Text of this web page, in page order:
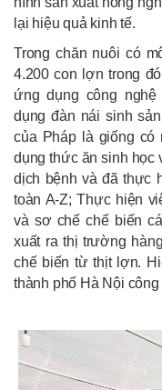
lại hiệu quả kinh tế.
Trong chăn nuôi có
4.200 con lợn trong
ứng dụng công
dụng đàn nái sinh
của Pháp là giống
dụng thức ăn sinh học
dịch bệnh và đã thực
toàn A-Z; Thực hiện
và sơ chế chế biến
xuất ra thị trường
chế biến từ thịt lợn.
thành phố Hà Nội